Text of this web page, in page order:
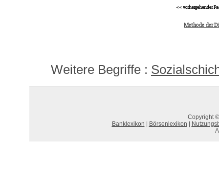
<< vorhergehender
Methode der
Weitere Begriffe :
Copyright
Banklexikon
Börsenlexikon